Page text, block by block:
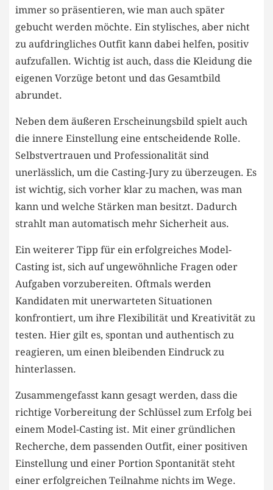
immer so präsentieren, wie man ‍auch‍ später
gebucht werden möchte. Ein stylisches, aber nicht
zu aufdringliches ​Outfit kann dabei ‌helfen, positiv
aufzufallen. Wichtig ist auch, dass die Kleidung die
eigenen⁢ Vorzüge betont und‌ das Gesamtbild
abrundet.
Neben dem äußeren Erscheinungsbild ⁣spielt auch
die innere Einstellung eine entscheidende Rolle.
Selbstvertrauen und Professionalität sind
unerlässlich, um die Casting-Jury ​zu überzeugen. Es
ist wichtig, sich vorher klar zu ‌machen, was man⁤
kann und welche ‍Stärken​ man besitzt. Dadurch
strahlt man ‌automatisch mehr Sicherheit aus.
Ein weiterer ‌Tipp für ein erfolgreiches Model-
Casting ist, sich auf ungewöhnliche Fragen oder
⁣Aufgaben vorzubereiten. ​Oftmals⁤ werden
Kandidaten mit unerwarteten Situationen ​
konfrontiert, um ihre Flexibilität und Kreativität zu
⁣testen. Hier gilt es, spontan und authentisch zu
reagieren, um einen bleibenden Eindruck zu
hinterlassen.
Zusammengefasst kann gesagt werden, dass die
richtige Vorbereitung der Schlüssel zum‍ Erfolg bei
einem Model-Casting ist. Mit einer gründlichen‍
Recherche, ‌dem passenden Outfit, einer positiven
Einstellung und einer Portion Spontanität steht
einer erfolgreichen Teilnahme nichts​ im⁣ Wege.